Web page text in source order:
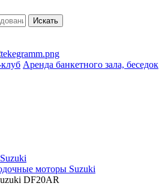
Аренда банкетного зала, беседок
моторы Suzuki
DF20AR